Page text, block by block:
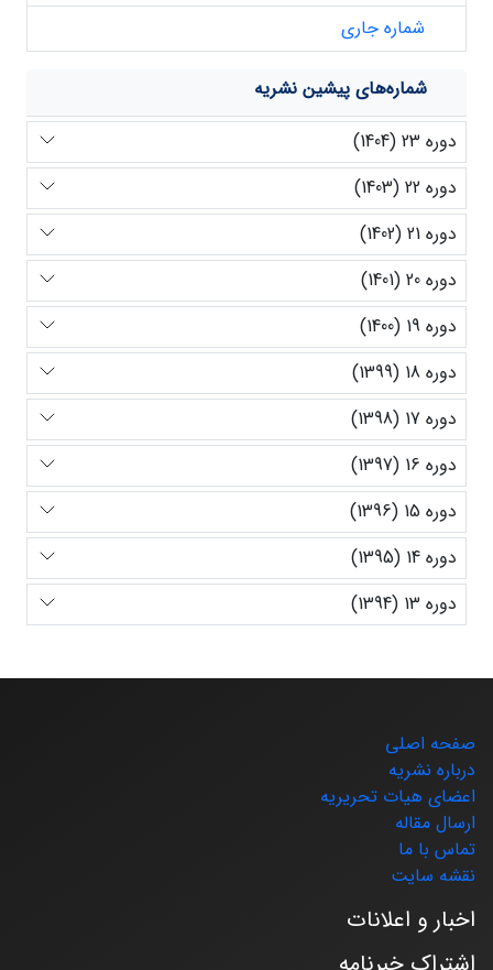
شماره جاری
شماره‌های پیشین نشریه
دوره 23 (1404)
دوره 22 (1403)
دوره 21 (1402)
دوره 20 (1401)
دوره 19 (1400)
دوره 18 (1399)
دوره 17 (1398)
دوره 16 (1397)
دوره 15 (1396)
دوره 14 (1395)
دوره 13 (1394)
صفحه اصلی
درباره نشریه
اعضای هیات تحریریه
ارسال مقاله
تماس با ما
نقشه سایت
اخبار و اعلانات